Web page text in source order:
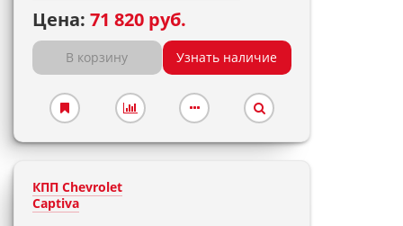
Цена: 71 820 руб.
В корзину Узнать наличие
КПП Chevrolet
Captiva